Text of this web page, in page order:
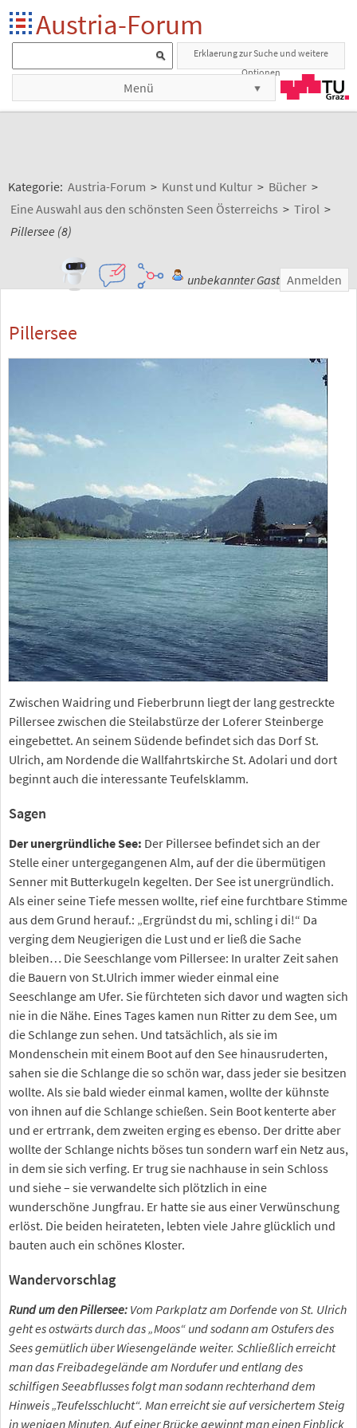
Austria-Forum
Erklaerung zur Suche und weitere
Optionen
Menü
Kategorie: Austria-Forum > Kunst und Kultur > Bücher >
Eine Auswahl aus den schönsten Seen Österreichs > Tirol >
Pillersee (8)
unbekannter Gast Anmelden
Pillersee
Zwischen Waidring und Fieberbrunn liegt der lang gestreckte
Pillersee zwischen die Steilabstürze der Loferer Steinberge
eingebettet. An seinem Südende befindet sich das Dorf St.
Ulrich, am Nordende die Wallfahrtskirche St. Adolari und dort
beginnt auch die interessante Teufelsklamm.
Sagen
Der unergründliche See: Der Pillersee befindet sich an der
Stelle einer untergegangenen Alm, auf der die übermütigen
Senner mit Butterkugeln kegelten. Der See ist unergründlich.
Als einer seine Tiefe messen wollte, rief eine furchtbare Stimme
aus dem Grund herauf.: „Ergründst du mi, schling i di!“ Da
verging dem Neugierigen die Lust und er ließ die Sache
bleiben… Die Seeschlange vom Pillersee: In uralter Zeit sahen
die Bauern von St.Ulrich immer wieder einmal eine
Seeschlange am Ufer. Sie fürchteten sich davor und wagten sich
nie in die Nähe. Eines Tages kamen nun Ritter zu dem See, um
die Schlange zun sehen. Und tatsächlich, als sie im
Mondenschein mit einem Boot auf den See hinausruderten,
sahen sie die Schlange die so schön war, dass jeder sie besitzen
wollte. Als sie bald wieder einmal kamen, wollte der kühnste
von ihnen auf die Schlange schießen. Sein Boot kenterte aber
und er ertrrank, dem zweiten erging es ebenso. Der dritte aber
wollte der Schlange nichts böses tun sondern warf ein Netz aus,
in dem sie sich verfing. Er trug sie nachhause in sein Schloss
und siehe – sie verwandelte sich plötzlich in eine
wunderschöne Jungfrau. Er hatte sie aus einer Verwünschung
erlöst. Die beiden heirateten, lebten viele Jahre glücklich und
bauten auch ein schönes Kloster.
Wandervorschlag
Rund um den Pillersee: Vom Parkplatz am Dorfende von St. Ulrich
geht es ostwärts durch das „Moos“ und sodann am Ostufers des
Sees gemütlich über Wiesengelände weiter. Schließlich erreicht
man das Freibadegelände am Nordufer und entlang des
schilfigen Seeabflusses folgt man sodann rechterhand dem
Hinweis „Teufelsschlucht“. Man erreicht sie auf versichertem Steig
in wenigen Minuten. Auf einer Brücke gewinnt man einen Einblick